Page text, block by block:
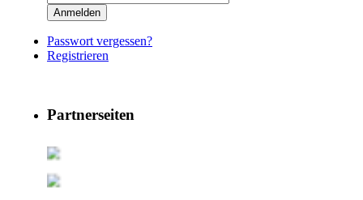
Autor : Prepress2
Thread : 29 RSoft v2025
09 PSDEdit v4.1
Autor : Prepress2
Passwort vergessen?
Registrieren
Partnerseiten